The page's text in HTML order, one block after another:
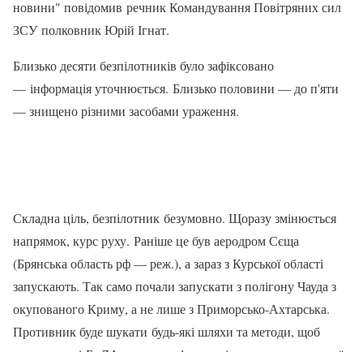
новини" повідомив речник Командування Повітряних сил
ЗСУ полковник Юрій Ігнат.
Близько десяти безпілотників було зафіксовано
— інформація уточнюється. Близько половини — до п'яти
— знищено різними засобами ураження.
Складна ціль, безпілотник безумовно. Щоразу змінюється
напрямок, курс руху. Раніше це був аеродром Сєща
(Брянська область рф — реж.), а зараз з Курської області
запускають. Так само почали запускати з полігону Чауда з
окупованого Криму, а не лише з Приморсько-Ахтарська.
Противник буде шукати будь-які шляхи та методи, щоб